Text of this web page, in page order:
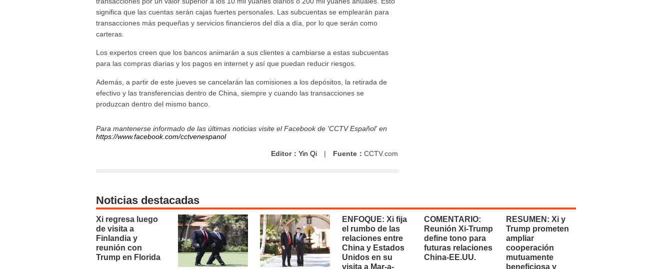
significa que las cuentas serán cajas fuertes personales. Las subcuentas se emplearán para
transacciones más pequeñas y servicios financieros del día a día, por lo que serán como
carteras.
Los expertos creen que los bancos animarán a sus clientes a cambiarse a estas subcuentas
para las compras diarias y los pagos en internet y así que puedan reducir riesgos.
Además, a partir de este jueves se cancelarán las comisiones a los depósitos, la retirada de
efectivo y las transferencias dentro de China, siempre y cuando las transacciones se
produzcan dentro del mismo banco.
Para mantenerse informado de las últimas noticias visite el Facebook de 'CCTV Español' en
https://www.facebook.com/cctvenespanol
Editor： Yin Qi | Fuente： CCTV.com
Noticias destacadas
Xi regresa luego
de visita a
Finlandia y
reunión con
Trump en Florida
ENFOQUE: Xi fija
el rumbo de las
relaciones entre
China y Estados
Unidos en su
visita a Mar-a-
COMENTARIO:
Reunión Xi-Trump
define tono para
futuras relaciones
China-EE.UU.
RESUMEN: Xi y
Trump prometen
ampliar
cooperación
mutuamente
beneficiosa y